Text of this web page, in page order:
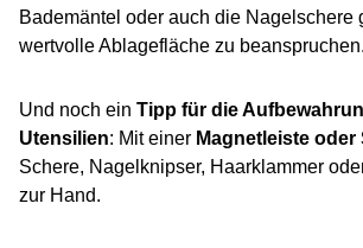
Bademäntel oder auch die Nagelschere
wertvolle Ablagefläche zu beanspruchen.
Und noch ein Tipp für die
Utensilien: Mit einer Magnetleiste oder
Schere, Nagelknipser, Haarklammer
zur Hand.